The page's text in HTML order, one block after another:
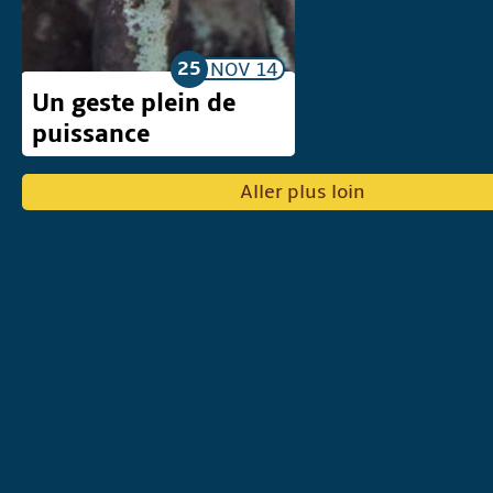
25 NOV 14
Un geste plein de
puissance
Aller plus loin